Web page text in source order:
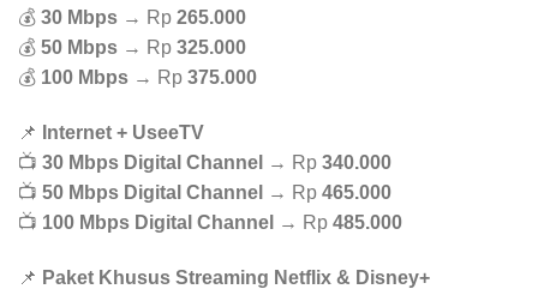
💰 30 Mbps → Rp 265.000
💰 50 Mbps → Rp 325.000
💰 100 Mbps → Rp 375.000
📌
Internet + UseeTV
📺 30 Mbps Digital Channel → Rp 340.000
📺 50 Mbps Digital Channel → Rp 465.000
📺 100 Mbps Digital Channel → Rp 485.000
📌 Paket Khusus Streaming Netflix & Disney+